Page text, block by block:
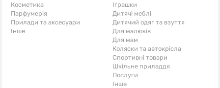
Косметика
Парфумерія
Прилади та аксесуари
Iнше
Іграшки
Дитячі меблі
Дитячий одяг та взуття
Для малюків
Для мам
Коляски та автокрісла
Спортивні товари
Шкільне приладдя
Послуги
Iнше